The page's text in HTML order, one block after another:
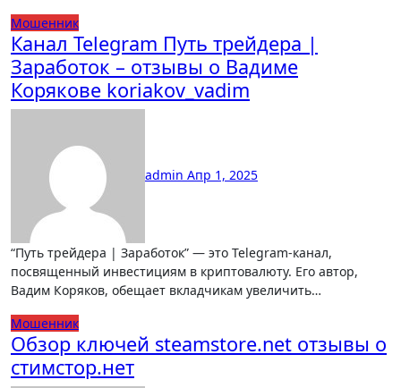
Мошенник
Канал Telegram Путь трейдера |
Заработок – отзывы о Вадиме
Корякове koriakov_vadim
admin Апр 1, 2025
“Путь трейдера | Заработок” — это Telegram-канал,
посвященный инвестициям в криптовалюту. Его автор,
Вадим Коряков, обещает вкладчикам увеличить…
Мошенник
Обзор ключей steamstore.net отзывы о
стимстор.нет